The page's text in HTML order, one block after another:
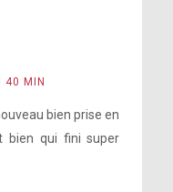
40 MIN
bien prise en
bien qui fini super